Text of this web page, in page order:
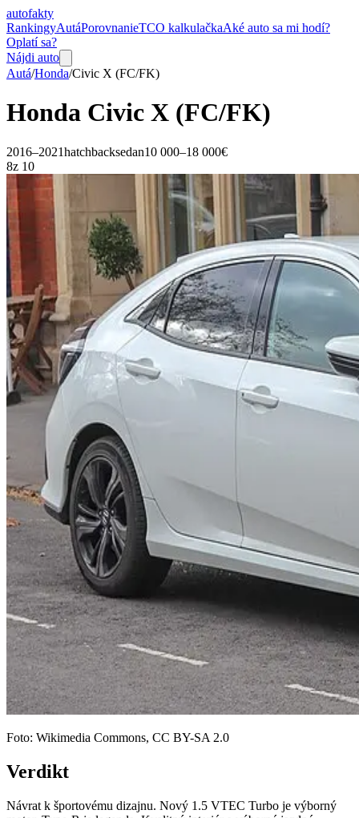
autofakty
RankingyAutáPorovnanieTCO kalkulačkaAké auto sa mi hodí?
Oplatí sa?
Nájdi auto
Autá/Honda/Civic X (FC/FK)
Honda Civic X (FC/FK)
2016–2021hatchbacksedan10 000–18 000€
8z 10
Foto: Wikimedia Commons, CC BY-SA 2.0
Verdikt
Návrat k športovému dizajnu. Nový 1.5 VTEC Turbo je výborný